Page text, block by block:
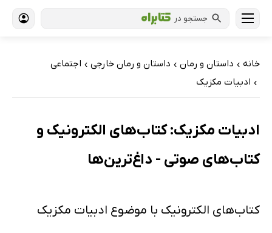
جستجو در
خانه › داستان و رمان › داستان و رمان خارجی › اجتماعی
› ادبیات مکزیک
ادبیات مکزیک: کتاب‌های الکترونیک و
کتاب‌های صوتی - داغ‌ترین‌ها
کتاب‌های الکترونیک با موضوع ادبیات مکزیک